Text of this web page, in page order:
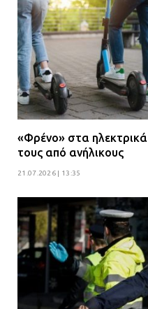
«Φρένο» στα
τους από ανήλικους
21.07.2026 | 13:35